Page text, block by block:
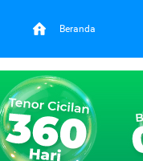
Beranda